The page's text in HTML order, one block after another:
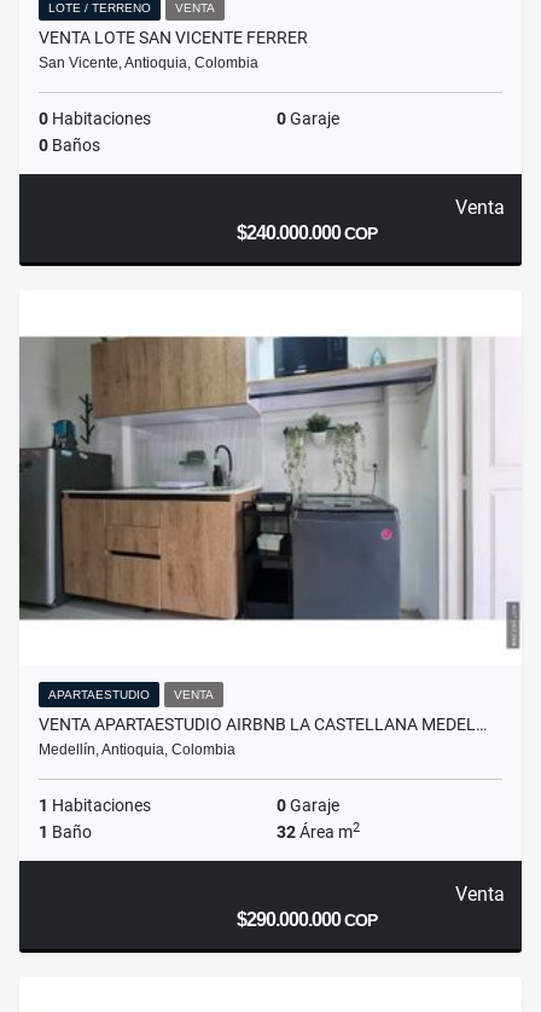
LOTE / TERRENO VENTA
VENTA LOTE SAN VICENTE FERRER
San Vicente, Antioquia, Colombia
0 Habitaciones 0Garaje
0 Baños
Venta
$240.000.000COP
APARTAESTUDIO VENTA
VENTA APARTAESTUDIO AIRBNB LA CASTELLANA MEDEL…
Medellín, Antioquia, Colombia
1 Habitaciones 0Garaje
1 Baño 32Área m2
Venta
$290.000.000COP